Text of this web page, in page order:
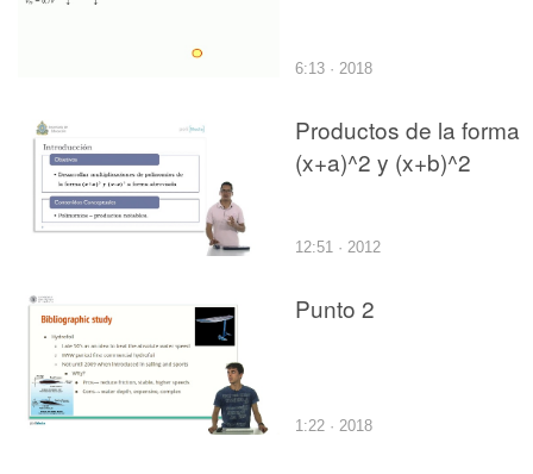
6:13 · 2018
Productos de la forma
(x+a)^2 y (x+b)^2
12:51 · 2012
Punto 2
1:22 · 2018